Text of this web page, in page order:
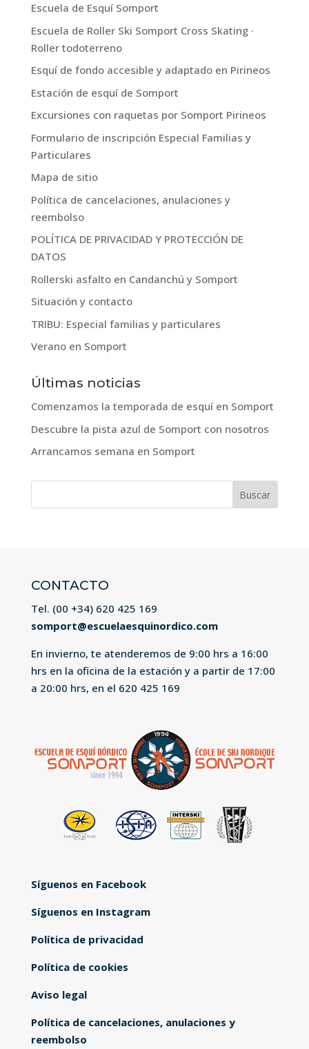
Escuela de Esquí Somport
Escuela de Roller Ski Somport Cross Skating ·
Roller todoterreno
Esquí de fondo accesible y adaptado en Pirineos
Estación de esquí de Somport
Excursiones con raquetas por Somport Pirineos
Formulario de inscripción Especial Familias y
Particulares
Mapa de sitio
Política de cancelaciones, anulaciones y
reembolso
POLÍTICA DE PRIVACIDAD Y PROTECCIÓN DE
DATOS
Rollerski asfalto en Candanchú y Somport
Situación y contacto
TRIBU: Especial familias y particulares
Verano en Somport
Últimas noticias
Comenzamos la temporada de esquí en Somport
Descubre la pista azul de Somport con nosotros
Arrancamos semana en Somport
CONTACTO
Tel. (00 +34) 620 425 169
somport@escuelaesquinordico.com
En invierno, te atenderemos de 9:00 hrs a 16:00
hrs en la oficina de la estación y a partir de 17:00
a 20:00 hrs, en el 620 425 169
Síguenos en Facebook
Síguenos en Instagram
Política de privacidad
Política de cookies
Aviso legal
Política de cancelaciones, anulaciones y
reembolso